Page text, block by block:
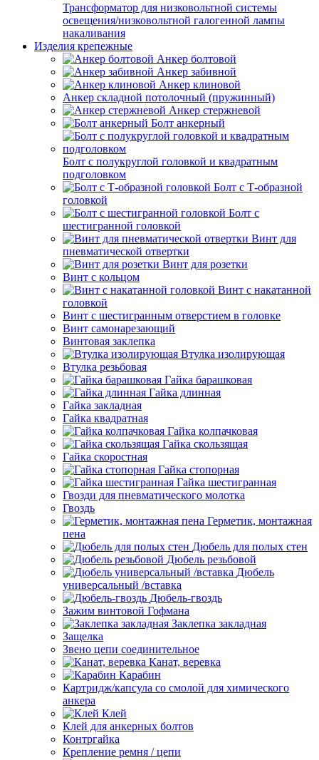
Трансформатор для низковольтной системы
освещения/низковольтной галогенной лампы
накаливания
Изделия крепежные
Анкер болтовой
Анкер забивной
Анкер клиновой
Анкер складной потолочный (пружинный)
Анкер стержневой
Болт анкерный
Болт с полукруглой головкой и квадратным
подголовком
Болт с Т-образной
головкой
Болт с
шестигранной головкой
Винт для
пневматической отвертки
Винт для розетки
Винт с кольцом
Винт с накатанной
головкой
Винт с шестигранным отверстием в головке
Винт самонарезающий
Винтовая заклепка
Втулка изолирующая
Втулка резьбовая
Гайка барашковая
Гайка длинная
Гайка закладная
Гайка квадратная
Гайка колпачковая
Гайка скользящая
Гайка скоростная
Гайка стопорная
Гайка шестигранная
Гвозди для пневматического молотка
Гвоздь
Герметик, монтажная
пена
Дюбель для полых стен
Дюбель резьбовой
Дюбель
универсальный /вставка
Дюбель-гвоздь
Зажим винтовой Гофмана
Заклепка закладная
Защелка
Звено цепи соединительное
Канат, веревка
Карабин
Картридж/капсула со смолой для химического
анкера
Клей
Клей для анкерных болтов
Контргайка
Крепление ремня / цепи